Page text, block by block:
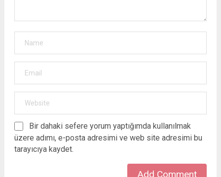
Bir dahaki sefere yorum yaptığımda kullanılmak
üzere adımı, e-posta adresimi ve web site adresimi bu
tarayıcıya kaydet.